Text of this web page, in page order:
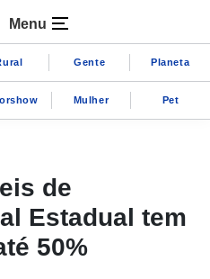
Menu
Gente Planeta
Mulher Pet
de
Estadual tem
50%